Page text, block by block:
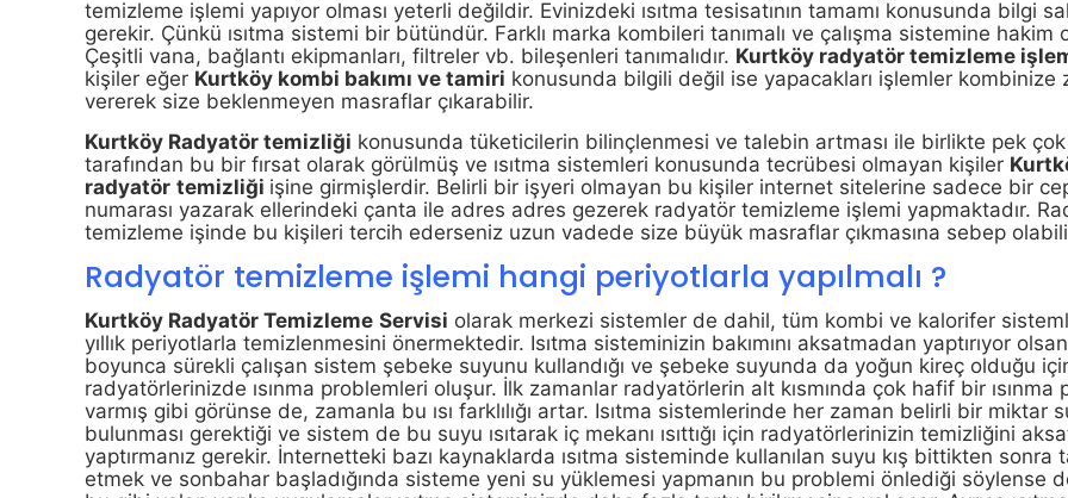
temizleme işlemi yapıyor olması yeterli değildir. Evinizdeki ısıtma tesisatının tamamı konusunda bilgi
gerekir. Çünkü ısıtma sistemi bir bütündür. Farklı marka kombileri tanımalı ve çalışma sistemine hakim
Çeşitli vana, bağlantı ekipmanları, filtreler vb. bileşenleri tanımalıdır. Kurtköy radyatörtemizleme
kişiler eğer Kurtköy kombi bakımı ve tamiri konusunda bilgili değil ise yapacakları işlemler kombinize
vererek size beklenmeyen masraflar çıkarabilir.
Kurtköy Radyatör temizliği konusunda tüketicilerin bilinçlenmesi ve talebin artması ile birlikte pek
tarafından bu bir fırsat olarak görülmüş ve ısıtma sistemleri konusunda tecrübesi olmayan kişiler
radyatör temizliği işine girmişlerdir. Belirli bir işyeri olmayan bu kişiler internet sitelerine sadece bir
numarası yazarak ellerindeki çanta ile adres adres gezerek radyatör temizleme işlemi yapmaktadır.
temizleme işinde bu kişileri tercih ederseniz uzun vadede size büyük masraflar çıkmasına sebep
Radyatör temizleme işlemi hangi periyotlarla yapılmalı ?
Kurtköy Radyatör Temizleme Servisi olarak merkezi sistemler de dahil, tüm kombi ve kalorifer
yıllık periyotlarla temizlenmesini önermektedir. Isıtma sisteminizin bakımını aksatmadan yaptırıyor
boyunca sürekli çalışan sistem şebeke suyunu kullandığı ve şebeke suyunda da yoğun kireç olduğu
radyatörlerinizde ısınma problemleri oluşur. İlk zamanlar radyatörlerin alt kısmında çok hafif bir ısınma
varmış gibi görünse de, zamanla bu ısı farklılığı artar. Isıtma sistemlerinde her zaman belirli bir miktar
bulunması gerektiği ve sistem de bu suyu ısıtarak iç mekanı ısıttığı için radyatörlerinizin temizliğini
yaptırmanız gerekir. İnternetteki bazı kaynaklarda ısıtma sisteminde kullanılan suyu kış bittikten sonra
etmek ve sonbahar başladığında sisteme yeni su yüklemesi yapmanın bu problemi önlediği söylense